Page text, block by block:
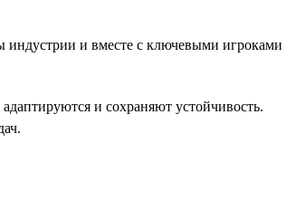
индустрии и вместе с ключевыми игроками
и сохраняют устойчивость.